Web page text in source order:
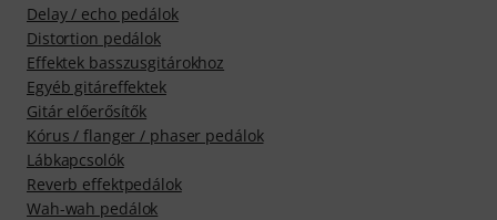
Delay / echo pedálok
Distortion pedálok
Effektek basszusgitárokhoz
Egyéb gitáreffektek
Gitár előerősítők
Kórus / flanger / phaser pedálok
Lábkapcsolók
Reverb effektpedálok
Wah-wah pedálok